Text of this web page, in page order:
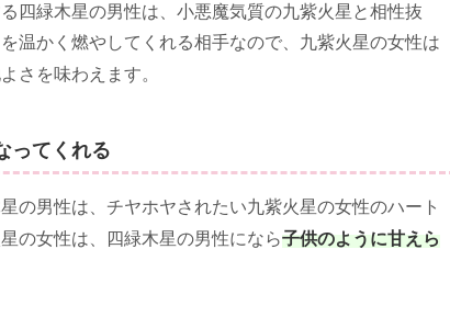
四緑木星の男性は、小悪魔気質の九紫火星と相性抜
温かく燃やしてくれる相手なので、九紫火星の女性は
さを味わえます。
ってくれる
の男性は、チヤホヤされたい九紫火星の女性のハート
の女性は、四緑木星の男性になら子供のように甘えら